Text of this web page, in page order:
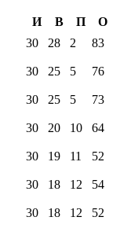
И В П
О
30 28 2 83
30 25 5 76
30 25 5 73
30 20 10 64
30 19 11 52
30 18 12 54
30 18 12 52